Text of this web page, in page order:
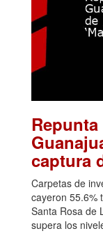
captura
Carpetas de
cayeron 55.6%
Santa Rosa de
supera los